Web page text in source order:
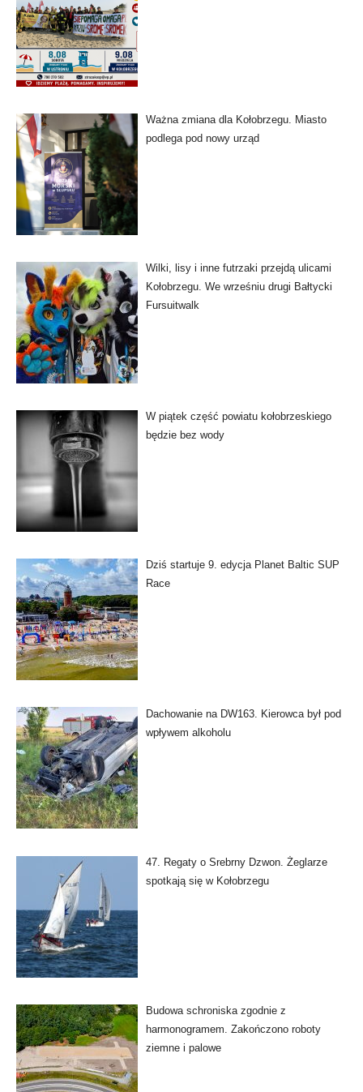
Ważna zmiana dla Kołobrzegu. Miasto
podlega pod nowy urząd
Wilki, lisy i inne futrzaki przejdą ulicami
Kołobrzegu. We wrześniu drugi Bałtycki
Fursuitwalk
W piątek część powiatu kołobrzeskiego
będzie bez wody
Dziś startuje 9. edycja Planet Baltic SUP
Race
Dachowanie na DW163. Kierowca był pod
wpływem alkoholu
47. Regaty o Srebrny Dzwon. Żeglarze
spotkają się w Kołobrzegu
Budowa schroniska zgodnie z
harmonogramem. Zakończono roboty
ziemne i palowe